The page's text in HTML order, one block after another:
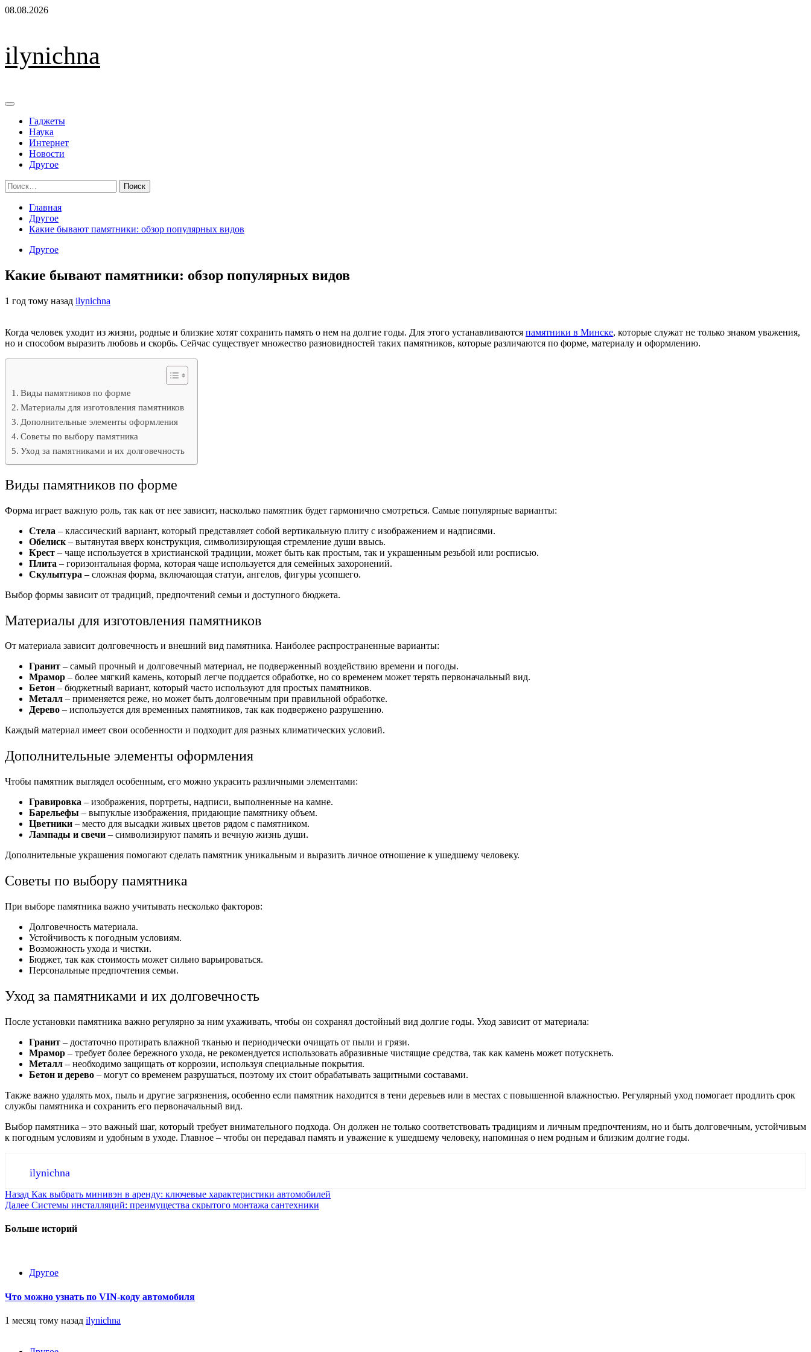
Перейти
08.08.2026
ilynichna
Основное
Гаджеты
Наука
Интернет
Новости
Другое
Найти:
Главная
Другое
Какие бывают памятники: обзор популярных видов
Другое
Какие бывают памятники: обзор популярных видов
1 год тому назад ilynichna
Когда человек уходит из жизни, родные и близкие хотят сохранить память о нем на долгие годы. Для этого устанавливаются памятники в Минске, которые служат не только знаком уважения,
но и способом выразить любовь и скорбь. Сейчас существует множество разновидностей таких памятников, которые различаются по форме, материалу и оформлению.
Виды памятников по форме
Материалы для изготовления памятников
Дополнительные элементы оформления
Советы по выбору памятника
Уход за памятниками и их долговечность
Виды памятников по форме
Форма играет важную роль, так как от нее зависит, насколько памятник будет гармонично смотреться. Самые популярные варианты:
Стела – классический вариант, который представляет собой вертикальную плиту с изображением и надписями.
Обелиск – вытянутая вверх конструкция, символизирующая стремление души ввысь.
Крест – чаще используется в христианской традиции, может быть как простым, так и украшенным резьбой или росписью.
Плита – горизонтальная форма, которая чаще используется для семейных захоронений.
Скульптура – сложная форма, включающая статуи, ангелов, фигуры усопшего.
Выбор формы зависит от традиций, предпочтений семьи и доступного бюджета.
Материалы для изготовления памятников
От материала зависит долговечность и внешний вид памятника. Наиболее распространенные варианты:
Гранит – самый прочный и долговечный материал, не подверженный воздействию времени и погоды.
Мрамор – более мягкий камень, который легче поддается обработке, но со временем может терять первоначальный вид.
Бетон – бюджетный вариант, который часто используют для простых памятников.
Металл – применяется реже, но может быть долговечным при правильной обработке.
Дерево – используется для временных памятников, так как подвержено разрушению.
Каждый материал имеет свои особенности и подходит для разных климатических условий.
Дополнительные элементы оформления
Чтобы памятник выглядел особенным, его можно украсить различными элементами:
Гравировка – изображения, портреты, надписи, выполненные на камне.
Барельефы – выпуклые изображения, придающие памятнику объем.
Цветники – место для высадки живых цветов рядом с памятником.
Лампады и свечи – символизируют память и вечную жизнь души.
Дополнительные украшения помогают сделать памятник уникальным и выразить личное отношение к ушедшему человеку.
Советы по выбору памятника
При выборе памятника важно учитывать несколько факторов:
Долговечность материала.
Устойчивость к погодным условиям.
Возможность ухода и чистки.
Бюджет, так как стоимость может сильно варьироваться.
Персональные предпочтения семьи.
Уход за памятниками и их долговечность
После установки памятника важно регулярно за ним ухаживать, чтобы он сохранял достойный вид долгие годы. Уход зависит от материала:
Гранит – достаточно протирать влажной тканью и периодически очищать от пыли и грязи.
Мрамор – требует более бережного ухода, не рекомендуется использовать абразивные чистящие средства, так как камень может потускнеть.
Металл – необходимо защищать от коррозии, используя специальные покрытия.
Бетон и дерево – могут со временем разрушаться, поэтому их стоит обрабатывать защитными составами.
Также важно удалять мох, пыль и другие загрязнения, особенно если памятник находится в тени деревьев или в местах с повышенной влажностью. Регулярный уход помогает продлить срок
службы памятника и сохранить его первоначальный вид.
Выбор памятника – это важный шаг, который требует внимательного подхода. Он должен не только соответствовать традициям и личным предпочтениям, но и быть долговечным, устойчивым
к погодным условиям и удобным в уходе. Главное – чтобы он передавал память и уважение к ушедшему человеку, напоминая о нем родным и близким долгие годы.
ilynichna
Продолжить
чтение
Назад Как выбрать минивэн в аренду: ключевые характеристики автомобилей
Далее Системы инсталляций: преимущества скрытого монтажа сантехники
Больше историй
Другое
Что можно узнать по VIN-коду автомобиля
1 месяц тому назад ilynichna